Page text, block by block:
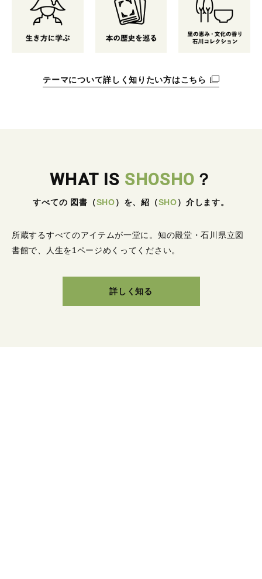
テーマについて詳しく知りたい方はこちら
WHAT IS SHOSHO ？
すべての 図書 （SHO） を、紹 （SHO） 介します。
所蔵するすべてのアイテムが一堂に。 知の殿堂・石川県立図
書館で、人生を1ページめくってください。
詳しく知る